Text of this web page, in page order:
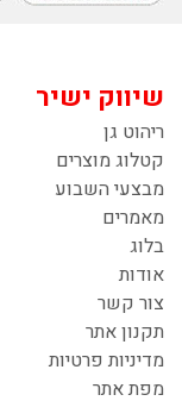
שיווק ישיר
ריהוט גן
קטלוג מוצרים
מבצעי השבוע
מאמרים
בלוג
אודות
צור קשר
תקנון אתר
מדיניות פרטיות
מפת אתר